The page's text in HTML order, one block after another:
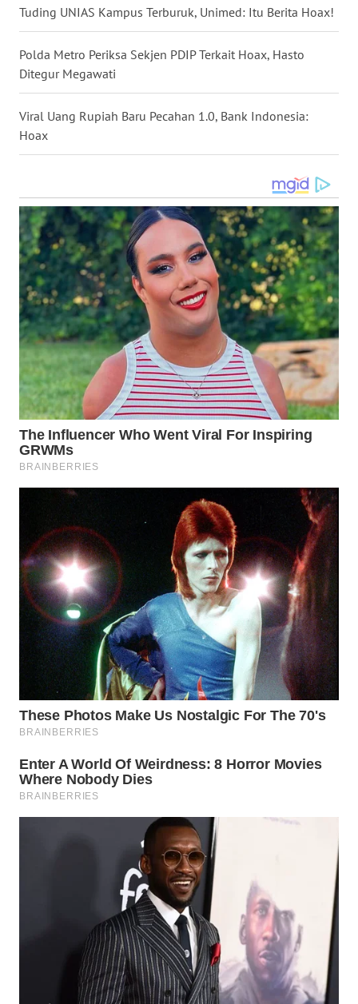
Tuding UNIAS Kampus Terburuk, Unimed: Itu Berita Hoax!
Polda Metro Periksa Sekjen PDIP Terkait Hoax, Hasto
Ditegur Megawati
Viral Uang Rupiah Baru Pecahan 1.0, Bank Indonesia:
Hoax
WN
NUSANTARA
WN
JOGJA
WN
BALI
WN
KALBAR
WN
KALTENG
WN
KALTARA
WN
KALSEL
WN
WN
SULSEL
WN
GORONTALO
WN
SULUT
WN
MALUKU
WN
MALUT